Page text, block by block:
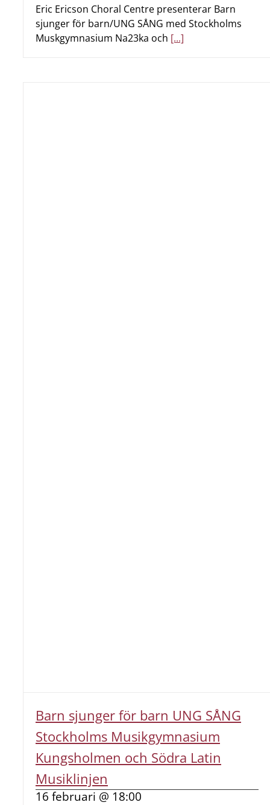
Eric Ericson Choral Centre presenterar Barn
sjunger för barn/UNG SÅNG med Stockholms
Muskgymnasium Na23ka och [...]
Barn sjunger för barn UNG SÅNG
Stockholms Musikgymnasium
Kungsholmen och Södra Latin
Musiklinjen
16 februari @ 18:00